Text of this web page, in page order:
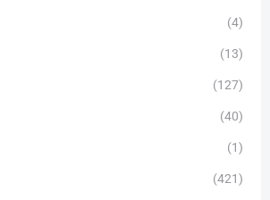
(4)
(13)
(127)
(40)
(1)
(421)